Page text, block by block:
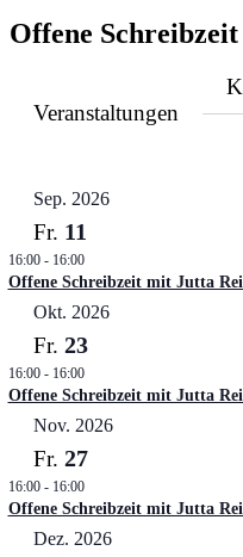
Offene
Veranstaltungen
Sep. 2026
Fr. 11
16:00- 16:00
Offene Schreibzeit mit Jutta
Okt. 2026
Fr. 23
16:00- 16:00
Offene Schreibzeit mit Jutta
Nov. 2026
Fr. 27
16:00- 16:00
Offene Schreibzeit mit Jutta
Dez. 2026